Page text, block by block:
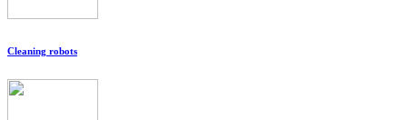
Cleaning robots